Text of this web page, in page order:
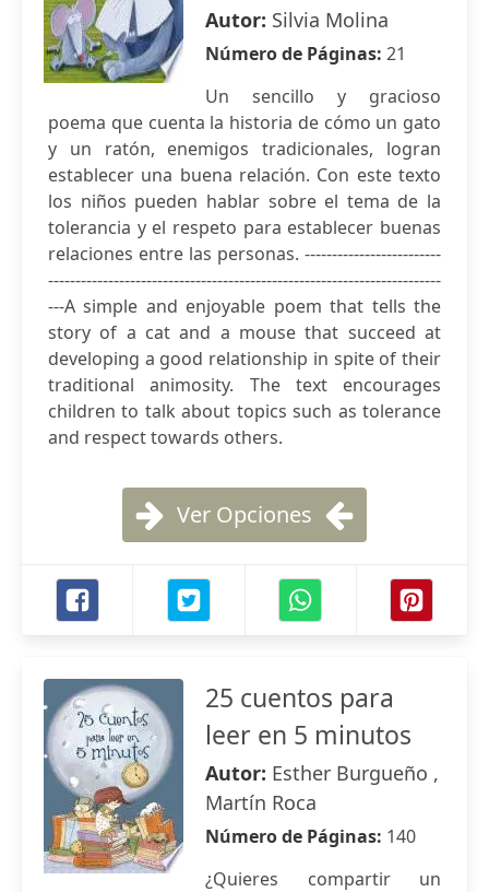
Autor: Silvia Molina
Número de Páginas: 21
Un sencillo y gracioso
poema que cuenta la historia de cómo un gato
y un ratón, enemigos tradicionales, logran
establecer una buena relación. Con este texto
los niños pueden hablar sobre el tema de la
tolerancia y el respeto para establecer buenas
relaciones entre las personas. -------------------------
------------------------------------------------------------------------
---A simple and enjoyable poem that tells the
story of a cat and a mouse that succeed at
developing a good relationship in spite of their
traditional animosity. The text encourages
children to talk about topics such as tolerance
and respect towards others.
Ver Opciones
25 cuentos para
leer en 5 minutos
Autor: Esther Burgueño ,
Martín Roca
Número de Páginas: 140
¿Quieres compartir un